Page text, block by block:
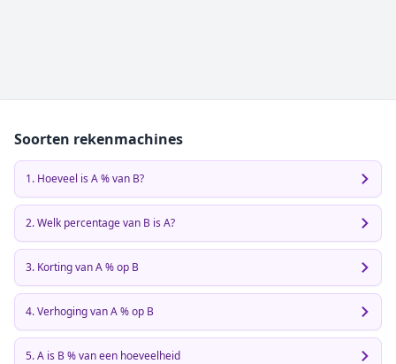
Soorten rekenmachines
1. Hoeveel is A % van B?
2. Welk percentage van B is A?
3. Korting van A % op B
4. Verhoging van A % op B
5. A is B % van een hoeveelheid